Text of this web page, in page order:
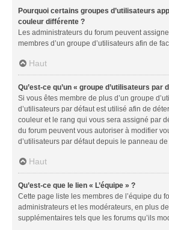
Pourquoi certains groupes d’utilisateurs
couleur différente ?
Les administrateurs du forum peuvent
membres d’un groupe d’utilisateurs afin de
Haut
Qu’est-ce qu’un « groupe d’utilisateurs par
Si vous êtes membre de plus d’un groupe
d’utilisateurs par défaut est utilisé afin de
couleur et le rang qui vous sera assigné par
du forum peuvent vous autoriser à modifier
d’utilisateurs par défaut depuis le panneau
Haut
Qu’est-ce que le lien « L’équipe » ?
Cette page liste les membres de l’équipe du
administrateurs et les modérateurs, en plus
supplémentaires tels que les forums qu’ils